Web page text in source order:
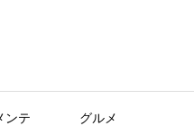
ンテ グルメ